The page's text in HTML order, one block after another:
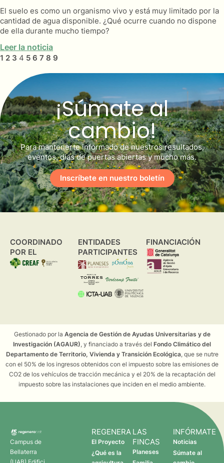
El suelo es como un organismo vivo y está muy limitado por la
cantidad de agua disponible. ¿Qué ocurre cuando no dispone
de ella durante mucho tiempo?
Leer la noticia
1 2 3 4 5 6 7 8 9
¡Súmate al
cambio!
Para mantenerte informado de nuestros resultados,
eventos, días de puertas abiertas y mucho más.
Inscríbete en nuestro boletín
COORDINADO
POR EL
ENTIDADES
PARTICIPANTES
FINANCIACIÓN
Gestionado por la Agencia de Gestión de Ayudas Universitarias y de
Investigación (AGAUR), y financiado a través del Fondo Climático del
Departamento de Territorio, Vivienda y Transición Ecológica, que se nutre
con el 50% de los ingresos obtenidos con el impuesto sobre las emisiones de
CO2 de los vehículos de tracción mecánica y el 20% de la recaptación del
impuesto sobre las instalaciones que inciden en el medio ambiente.
Campus de
Bellaterra
REGENERA
El Proyecto
¿Qué es la
LAS
FINCAS
Planeses
INFÓRMATE
Noticias
Súmate al